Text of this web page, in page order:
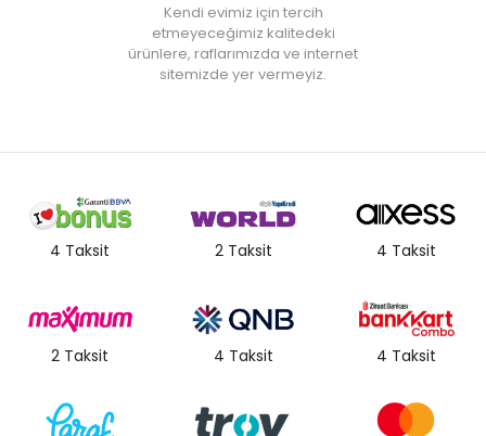
Kendi evimiz için tercih
etmeyeceğimiz kalitedeki
ürünlere, raflarımızda ve internet
sitemizde yer vermeyiz.
4 Taksit 2 Taksit 4 Taksit
2 Taksit 4 Taksit 4 Taksit